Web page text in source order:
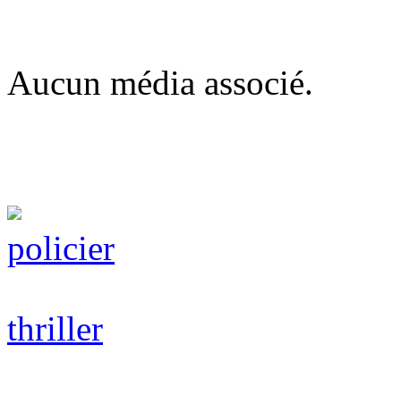
Aucun média associé.
policier
thriller